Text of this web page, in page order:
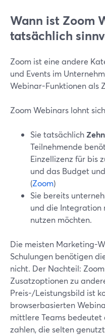
Wann ist Zoom
tatsächlich
Zoom ist eine andere
und Events im
Webinar-Funktionen als
Zoom Webinars lohnt
Sie tatsächlich
Teilnehmende
Einzellizenz für bis
und das Budget
(Zoom)
Sie bereits
und die Integration
nutzen möchten.
Die meisten Marketing-
Schulungen benötigen
nicht. Der Nachteil:
Zusatzoptionen zu
Preis-/Leistungsbild ist
browserbasierten
mittlere Teams
zahlen, die selten